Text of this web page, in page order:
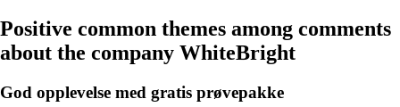
Positive common themes among comments
about the company WhiteBright
God opplevelse med gratis prøvepakke